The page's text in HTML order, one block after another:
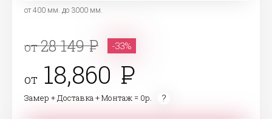
от 400 мм. до 3000 мм.
от28 149 -33%
от 18,860
Замер + Доставка + Монтаж = 0р.